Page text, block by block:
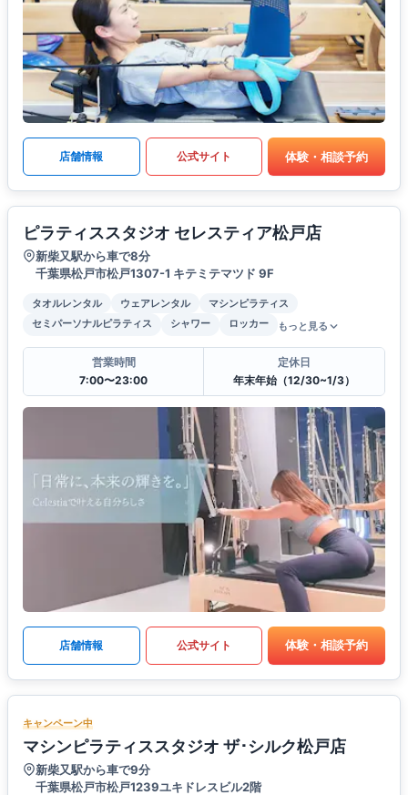
店舗情報 公式サイト 体験・相談予約
ピラティススタジオ セレスティア松戸店
新柴又駅から車で8分
千葉県松戸市松戸1307-1 キテミテマツド 9F
タオルレンタル ウェアレンタル
マシンピラティス
セミパーソナルピラティス
シャワー ロッカー もっと見る
営業時間
7:00〜23:00
定休日
年末年始（12/30~1/3）
店舗情報 公式サイト 体験・相談予約
キャンペーン中
マシンピラティススタジオ ザ･シルク松戸店
新柴又駅から車で9分
千葉県松戸市松戸1239ユキドレスビル2階